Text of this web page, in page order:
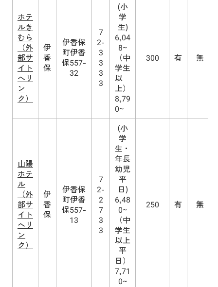
ホテ
ルき
むら
（外
部サ
イト
へリ
ン
ク）
伊
香
保
伊香保
町伊香
保557-
32
7
2-
3
3
3
3
(小
学
生)
6,04
8~
（中
学生
以
上）
8,79
0~
300 有 無
山陽
ホテ
ル
（外
部サ
イト
へリ
ン
ク）
伊
香
保
伊香保
町伊香
保557-
13
7
2-
2
7
3
3
(小
学
生・
年長
幼児
平
日)
6,48
0~
（中
学生
以上
平
日）
7,71
0~
250 有 無